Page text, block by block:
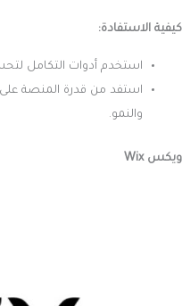
كيفية الاستفادة:
استخدم أدوات التكامل
استفد من قدرة المنصة على
والنمو.
ويكس Wix